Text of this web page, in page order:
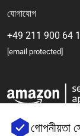
যোগাযোগ
+49 211 900 64
[email protected]
গোপনীয়তা